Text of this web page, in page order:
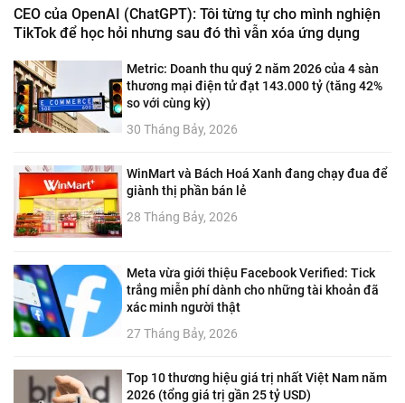
CEO của OpenAI (ChatGPT): Tôi từng tự cho mình nghiện
TikTok để học hỏi nhưng sau đó thì vẫn xóa ứng dụng
Metric: Doanh thu quý 2 năm 2026 của 4 sàn
thương mại điện tử đạt 143.000 tỷ (tăng 42%
so với cùng kỳ)
30 Tháng Bảy, 2026
WinMart và Bách Hoá Xanh đang chạy đua để
giành thị phần bán lẻ
28 Tháng Bảy, 2026
Meta vừa giới thiệu Facebook Verified: Tick
trắng miễn phí dành cho những tài khoản đã
xác minh người thật
27 Tháng Bảy, 2026
Top 10 thương hiệu giá trị nhất Việt Nam năm
2026 (tổng giá trị gần 25 tỷ USD)